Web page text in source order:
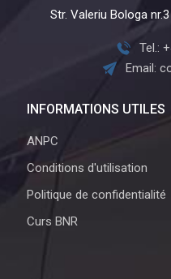
Str. Valeriu Bologa
Tel.:
Email:
INFORMATIONS UTILES
ANPC
Conditions d'utilisation
Politique de confidentialité
Curs BNR